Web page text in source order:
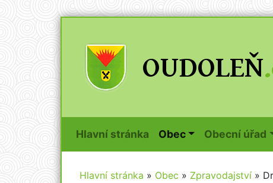
Hlavní stránka (current)
Obec Obecní úřad
Hlavní stránka » Obec » Zpravodajství »